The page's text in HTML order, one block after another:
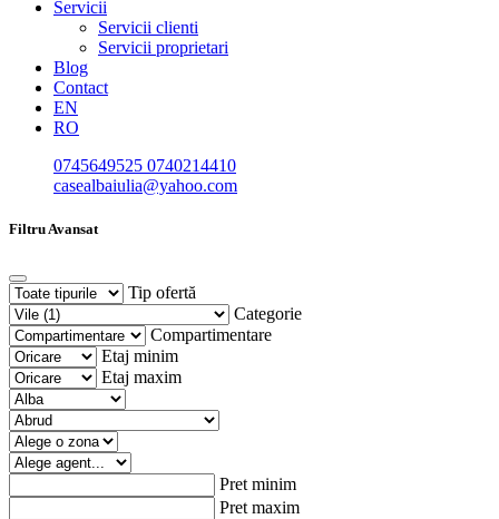
Servicii
Servicii clienti
Servicii proprietari
Blog
Contact
EN
RO
0745649525 0740214410
casealbaiulia@yahoo.com
Filtru Avansat
Tip ofertă
Categorie
Compartimentare
Etaj minim
Etaj maxim
Pret minim
Pret maxim